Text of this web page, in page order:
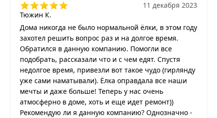
Тюжин К.
11 декабря 2023
Дома никогда не было нормальной ёлки, в этом году
захотел решить вопрос раз и на долгое время.
Обратился в данную компанию. Помогли все
подобрать, рассказали что и с чем едят. Спустя
недолгое время, привезли вот такое чудо (гирлянду
уже сами наматывали). Ёлка оправдала все наши
мечты и даже больше! Теперь у нас очень
атмосферно в доме, хоть и еще идет ремонт))
Рекомендую ли я данную компанию? Однозначно -